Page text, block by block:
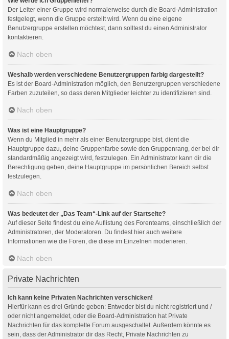
Der Leiter einer Gruppe wird normalerweise durch die Board-Administration
festgelegt, wenn die Gruppe erstellt wird. Wenn du eine eigene
Benutzergruppe erstellen möchtest, dann solltest du einen Administrator
kontaktieren.
Nach oben
Weshalb werden verschiedene Benutzergruppen farbig dargestellt?
Es ist der Board-Administration möglich, den Benutzergruppen verschiedene
Farben zuzuteilen, so dass deren Mitglieder leichter zu identifizieren sind.
Nach oben
Was ist eine Hauptgruppe?
Wenn du Mitglied in mehr als einer Benutzergruppe bist, dient die
Hauptgruppe dazu, deine Gruppenfarbe sowie den Gruppenrang, der bei dir
standardmäßig angezeigt wird, festzulegen. Ein Administrator kann dir die
Berechtigung geben, deine Hauptgruppe im persönlichen Bereich selbst
festzulegen.
Nach oben
Was bedeutet der „Das Team“-Link auf der Startseite?
Auf dieser Seite findest du eine Auflistung des Forenteams, einschließlich der
Administratoren, der Moderatoren. Du findest hier auch weitere
Informationen wie die Foren, die diese im Einzelnen moderieren.
Nach oben
Private Nachrichten
Ich kann keine Privaten Nachrichten verschicken!
Hierfür kann es drei Gründe geben: Entweder bist du nicht registriert und /
oder nicht angemeldet, oder die Board-Administration hat Private
Nachrichten für das komplette Forum ausgeschaltet. Außerdem könnte es
sein, dass der Administrator dir das Recht, Private Nachrichten zu